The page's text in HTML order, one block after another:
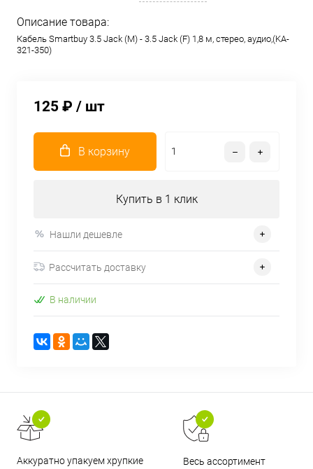
Описание товара:
Кабель Smartbuy 3.5 Jack (M) - 3.5 Jack (F) 1,8 м, стерео, аудио,(KA-
321-350)
125 ₽ / шт
В корзину
Купить в 1 клик
Нашли дешевле
Рассчитать доставку
В наличии
Аккуратно упакуем хрупкие
Весь ассортимент